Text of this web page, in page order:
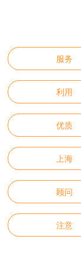
服务
利用
优质
上海
顾问
注意